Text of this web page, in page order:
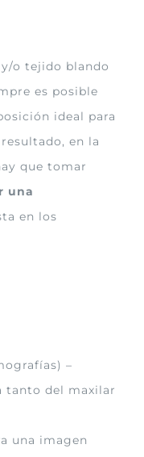
o tejido blando
es posible
ideal para
en la
que tomar
una
en los
–
tanto del maxilar
una imagen